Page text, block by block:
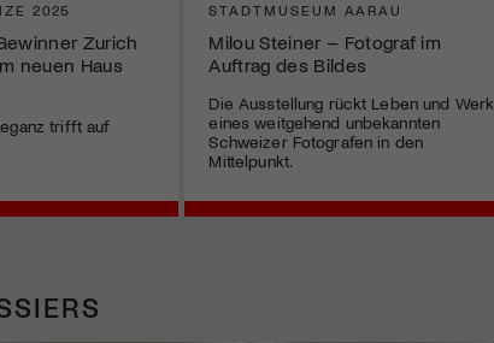
2025
Zurich
neuen Haus
trifft auf
STADTMUSEUM AARAU
Milou Steiner – Fotograf im
Auftrag des Bildes
Die Ausstellung rückt Leben und Werk
eines weitgehend unbekannten
Schweizer Fotografen in den
Mittelpunkt.